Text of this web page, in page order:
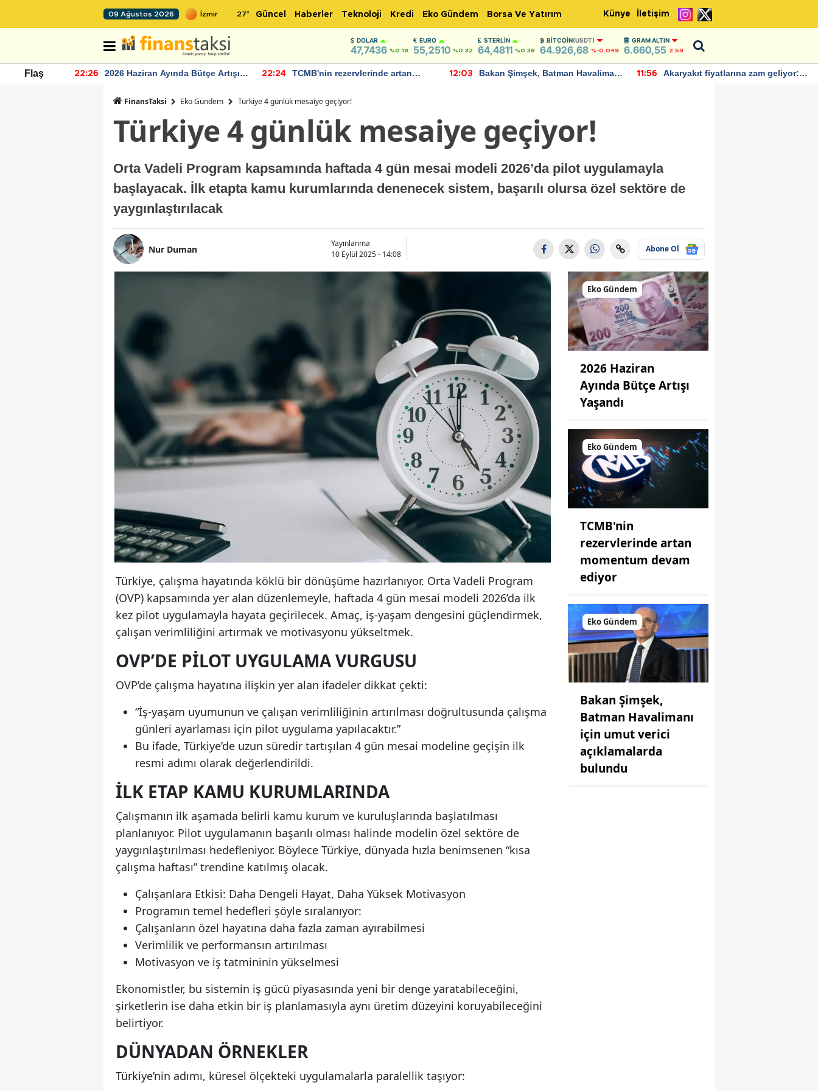
09 Ağustos 2026 27° Güncel Haberler Teknoloji Kredi Eko Gündem Borsa Ve Yatırım Künye İletişim
DOLAR
47,7436 %0.18
EURO
55,2510 %0.32
STERLIN
64,4811 %0.38
BITCOIN(USDT)
64.926,68 %-0.049
GRAM ALTIN
6.660,55 2,59
Flaş 22:26
2026 Haziran Ayında Bütçe Artışı
22:24
TCMB'nin rezervlerinde artan
12:03
Bakan Şimşek, Batman Havalimanı
11:56
Akaryakıt fiyatlarına zam geliyor:
FinansTaksi Eko Gündem Türkiye 4 günlük mesaiye geçiyor!
Türkiye 4 günlük mesaiye geçiyor!
Orta Vadeli Program kapsamında haftada 4 gün mesai modeli 2026’da pilot uygulamayla
başlayacak. İlk etapta kamu kurumlarında denenecek sistem, başarılı olursa özel sektöre de
yaygınlaştırılacak
Nur Duman
Yayınlanma
10 Eylül 2025 - 14:08
Abone Ol
Türkiye, çalışma hayatında köklü bir dönüşüme hazırlanıyor. Orta Vadeli Program
(OVP) kapsamında yer alan düzenlemeyle, haftada 4 gün mesai modeli 2026’da ilk
kez pilot uygulamayla hayata geçirilecek. Amaç, iş-yaşam dengesini güçlendirmek,
çalışan verimliliğini artırmak ve motivasyonu yükseltmek.
OVP’DE PILOT UYGULAMA VURGUSU
OVP’de çalışma hayatına ilişkin yer alan ifadeler dikkat çekti:
“İş-yaşam uyumunun ve çalışan verimliliğinin artırılması doğrultusunda çalışma
günleri ayarlaması için pilot uygulama yapılacaktır.”
Bu ifade, Türkiye’de uzun süredir tartışılan 4 gün mesai modeline geçişin ilk
resmi adımı olarak değerlendirildi.
İLK ETAP KAMU KURUMLARINDA
Çalışmanın ilk aşamada belirli kamu kurum ve kuruluşlarında başlatılması
planlanıyor. Pilot uygulamanın başarılı olması halinde modelin özel sektöre de
yaygınlaştırılması hedefleniyor. Böylece Türkiye, dünyada hızla benimsenen “kısa
çalışma haftası” trendine katılmış olacak.
Çalışanlara Etkisi: Daha Dengeli Hayat, Daha Yüksek Motivasyon
Programın temel hedefleri şöyle sıralanıyor:
Çalışanların özel hayatına daha fazla zaman ayırabilmesi
Verimlilik ve performansın artırılması
Motivasyon ve iş tatmininin yükselmesi
Ekonomistler, bu sistemin iş gücü piyasasında yeni bir denge yaratabileceğini,
şirketlerin ise daha etkin bir iş planlamasıyla aynı üretim düzeyini koruyabileceğini
belirtiyor.
DÜNYADAN ÖRNEKLER
Türkiye’nin adımı, küresel ölçekteki uygulamalarla paralellik taşıyor:
Eko Gündem
2026 Haziran
Ayında Bütçe Artışı
Yaşandı
Eko Gündem
TCMB'nin
rezervlerinde artan
momentum devam
ediyor
Eko Gündem
Bakan Şimşek,
Batman Havalimanı
için umut verici
açıklamalarda
bulundu